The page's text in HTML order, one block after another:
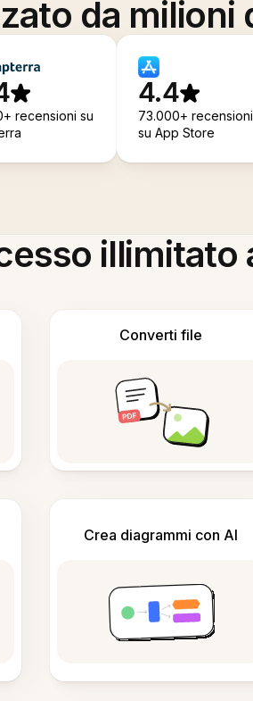
da milioni
recensioni su
4.4
73.000+ recensioni
su App Store
illimitato
Converti file
Crea diagrammi con AI